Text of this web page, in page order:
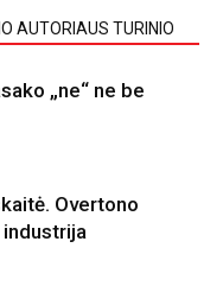
AUTORIAUS TURINIO
„ne“ ne be
Overtono